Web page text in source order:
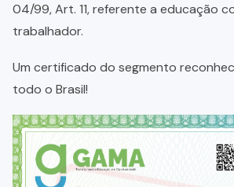
04/99, Art. 11, referente a educação
trabalhador.
Um certificado do segmento
todo o Brasil!